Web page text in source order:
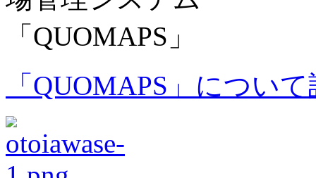
「QUOMAPS」につい